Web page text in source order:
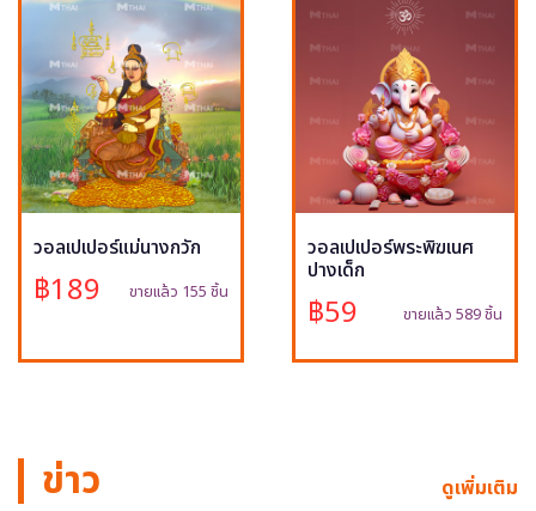
วอลเปเปอร์แม่นางกวัก
฿189 ขายแล้ว 155 ชิ้น
วอลเปเปอร์พระพิฆเนศ
ปางเด็ก
฿59 ขายแล้ว 589 ชิ้น
ข่าว ดูเพิ่มเติม